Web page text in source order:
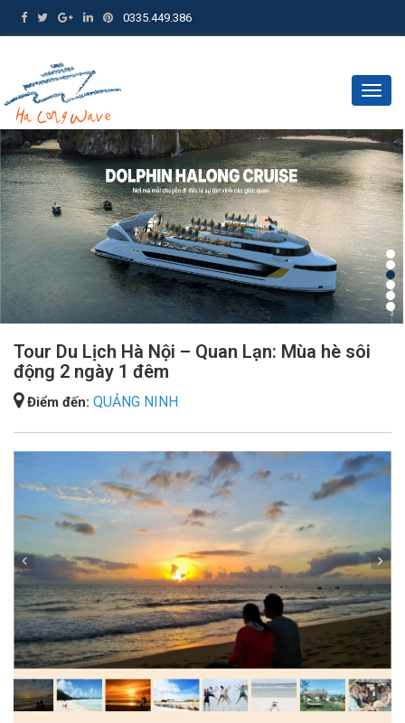
0335.449.386
Tour Du Lịch Hà Nội – Quan Lạn: Mùa hè sôi
động 2 ngày 1 đêm
Điểm đến: QUẢNG NINH